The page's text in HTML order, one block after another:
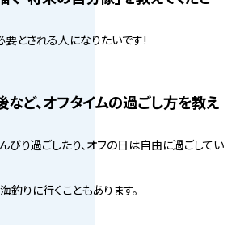
とされる人になりたいです!
ど、オフタイムの過ごし方を教え
びり過ごしたり、オフの日は自由に過ごしてい
釣りに行くこともあります。